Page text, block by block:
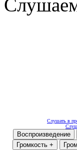
Слушать в
Воспроизведение
Громкость +